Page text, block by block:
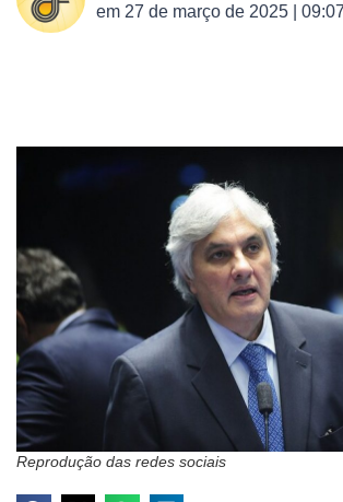
em 27 de março de 2025 | 09:07
Reprodução das redes sociais